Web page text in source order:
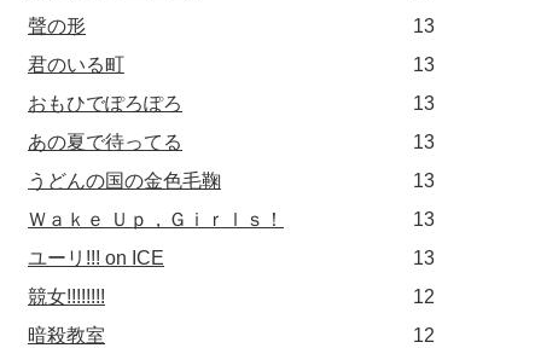
聲の形
13
君のいる町
13
おもひでぽろぽろ
13
あの夏で待ってる
13
うどんの国の金色毛鞠
13
Ｗａｋｅ Ｕｐ，Ｇｉｒｌｓ！
13
ユーリ!!! on ICE
13
競女!!!!!!!!
12
暗殺教室
12